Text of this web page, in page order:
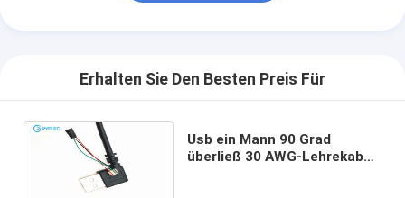
Erhalten Sie Den Besten Preis Für
Usb ein Mann 90 Grad
überließ 30 AWG-Lehrekabel